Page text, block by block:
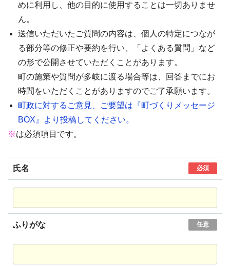
めに利用し、他の目的に使用することは一切ありませ
ん。
送信いただいたご質問の内容は、個人の特定につなが
る部分等の修正や要約を行い、「よくある質問」など
の形で公開させていただくことがあります。
町の施策や質問が多岐に渡る場合等は、回答までにお
時間をいただくことがありますのでご了承願います。
町政に対するご意見、ご要望は『町づくりメッセージ
BOX』より投稿してください。
※は必須項目です。
氏名 必須
ふりがな 任意